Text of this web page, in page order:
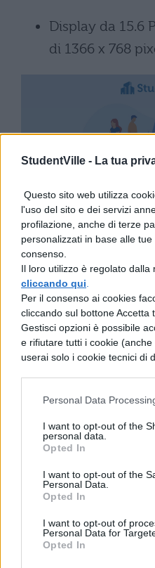
StudentVille - La tua
Questo sito web utilizza
l'uso del sito e dei servizi
profilazione, anche di terze
personalizzati in base alle
consenso.
Il loro utilizzo è regolato dalla
cliccando qui
Per il consenso ai cookies
cliccando sul bottone Accetta
Gestisci opzioni è possibile
e rifiutare tutti i cookie
userai solo i cookie tecnici di
Personal Data
I want to opt-out of the
personal data.
Opted In
I want to opt-out of the
Personal Data.
Opted In
I want to opt-out of
Personal Data for
Opted In
Display da 15.6
di ‎1366 x 768
[affiliate_generic
url=”https://
portatile-DDR4-
text=”Compralo su
SulHP 255 G8
tutte le periferiche
cuffie da 3,5 mm,
porta ethernet e
mai aspettati. .Il
potentissimo, ma
Office e Internet,
lavoro senza
se non vi potete
questo PC tutto in
servizio Cofidis di